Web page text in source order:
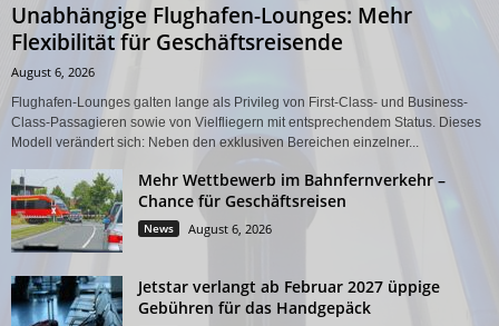
Unabhängige Flughafen-Lounges: Mehr
Flexibilität für Geschäftsreisende
August 6, 2026
Flughafen-Lounges galten lange als Privileg von First-Class- und Business-
Class-Passagieren sowie von Vielfliegern mit entsprechendem Status. Dieses
Modell verändert sich: Neben den exklusiven Bereichen einzelner...
Mehr Wettbewerb im Bahnfernverkehr –
Chance für Geschäftsreisen
News August 6, 2026
Jetstar verlangt ab Februar 2027 üppige
Gebühren für das Handgepäck